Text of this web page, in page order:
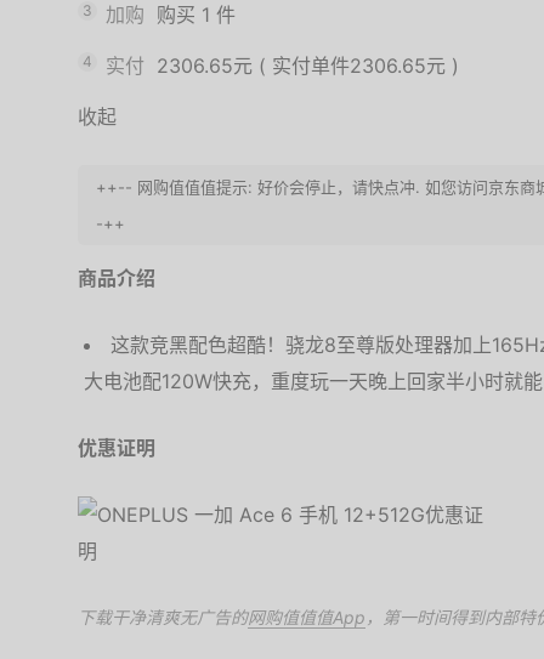
3 加购 购买 1 件
4 实付 2306.65元 ( 实付单件2306.65元 )
收起
++-- 网购值值值提示: 好价会停止，请快点冲. 如您访问京东
-++
商品介绍
这款竞黑配色超酷！骁龙8至尊版处理器加上
大电池配120W快充，重度玩一天晚上回家半小时就
优惠证明
下载干净清爽无广告的网购值值值App ，第一时间得到内部特